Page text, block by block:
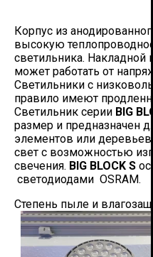
Корпус из
высокую
светильника. Накладной
может работать от
Светильники c
правило имеют
Светильник серии BIG
размер и предназначен
элементов или
свет с возможностью
свечения. BIG BLOCK S
светодиодами OSRAM.
Степень пыле и